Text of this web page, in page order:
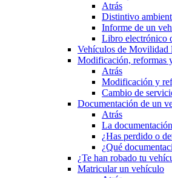
Atrás
Distintivo
Informe de un
Libro electrónico
Vehículos de Movilidad
Modificación, reformas
Atrás
Modificación y
Cambio de
Documentación de un
Atrás
La
¿Has perdido o
¿Qué
¿Te han robado tu
Matricular un vehículo